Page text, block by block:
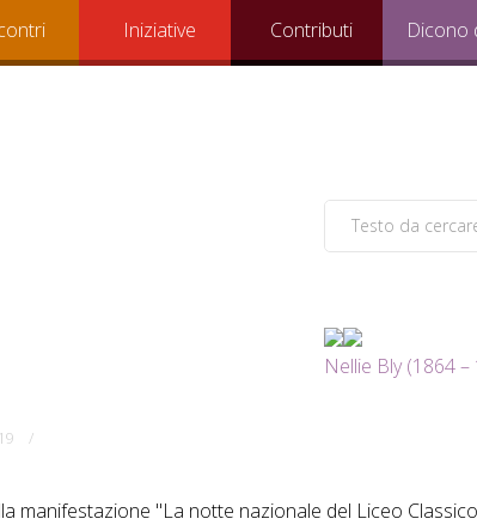
Iniziative Contributi Dicono
Nellie Bly (1864 –
manifestazione "La notte nazionale del Liceo